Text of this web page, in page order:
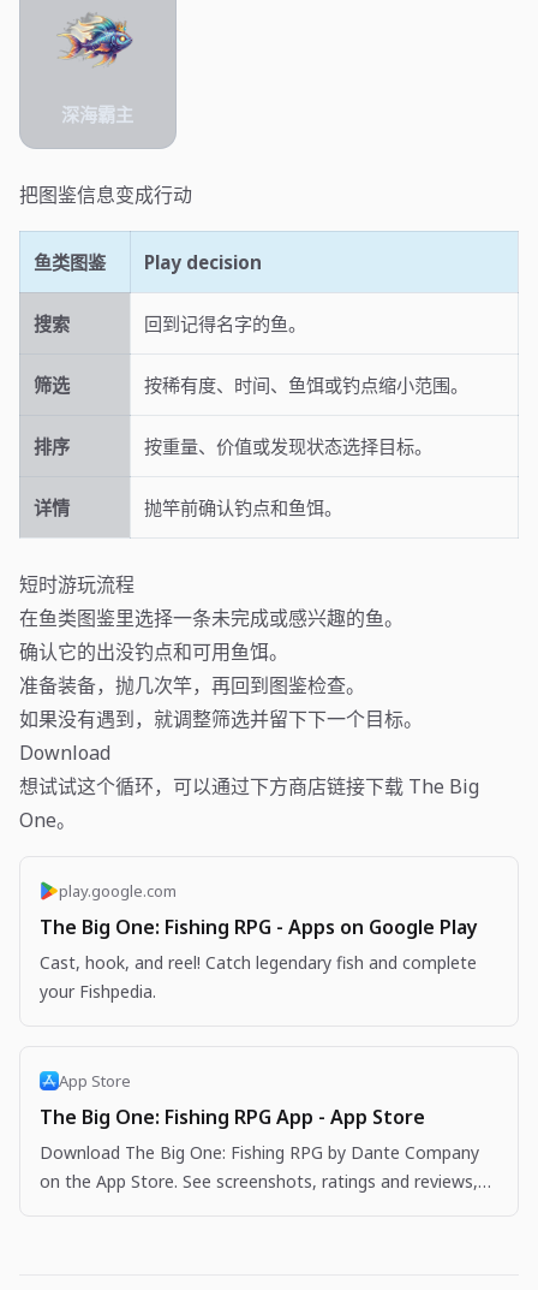
深海霸主
把图鉴信息变成行动
鱼类图鉴 Play decision
搜索 回到记得名字的鱼。
筛选 按稀有度、时间、鱼饵或钓点缩小范围。
排序 按重量、价值或发现状态选择目标。
详情 抛竿前确认钓点和鱼饵。
短时游玩流程
在鱼类图鉴里选择一条未完成或感兴趣的鱼。
确认它的出没钓点和可用鱼饵。
准备装备，抛几次竿，再回到图鉴检查。
如果没有遇到，就调整筛选并留下下一个目标。
Download
想试试这个循环，可以通过下方商店链接下载 The Big
One。
play.google.com
The Big One: Fishing RPG - Apps on Google Play
Cast, hook, and reel! Catch legendary fish and complete
your Fishpedia.
App Store
The Big One: Fishing RPG App - App Store
Download The Big One: Fishing RPG by Dante Company
on the App Store. See screenshots, ratings and reviews,